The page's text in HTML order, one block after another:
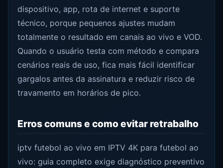
dispositivo, app, rota de internet e suporte
técnico, porque pequenos ajustes mudam
totalmente o resultado em canais ao vivo e VOD.
Quando o usuário testa com método e compara
cenários reais de uso, fica mais fácil identificar
gargalos antes da assinatura e reduzir risco de
travamento em horários de pico.
Erros comuns e como evitar retrabalho
iptv futebol ao vivo em IPTV 4K para futebol ao
vivo: guia completo exige diagnóstico preventivo